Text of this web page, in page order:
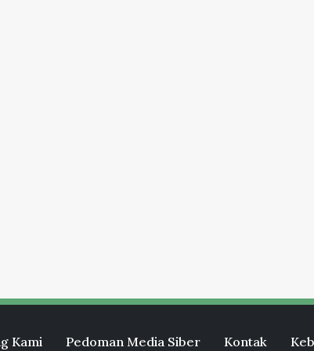
Kami Pedoman Media Siber Kontak